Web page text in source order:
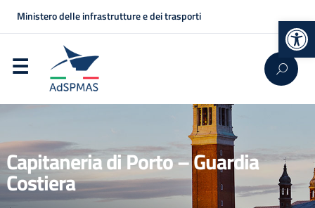
Ministero delle infrastrutture e dei trasporti
Capitaneria di Porto – Guardia
Costiera